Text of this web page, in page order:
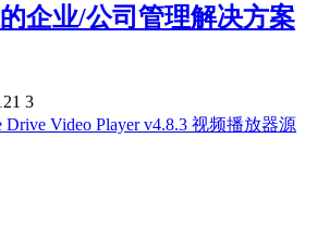
企业/公司管理解决方案
3